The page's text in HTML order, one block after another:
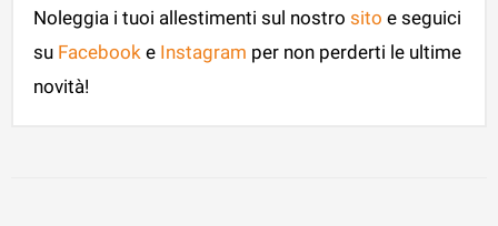
Noleggia i tuoi allestimenti sul nostro sito e seguici
su Facebook e Instagram per non perderti le ultime
novità!